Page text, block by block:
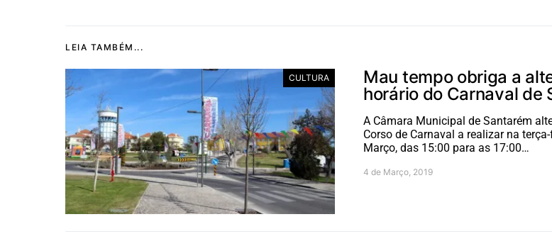
LEIA TAMBÉM...
CULTURA
Mau tempo obriga a
horário do Carnaval de
A Câmara Municipal de Santarém
Corso de Carnaval a realizar na
Março, das 15:00 para as 17:00…
4 de Março, 2019